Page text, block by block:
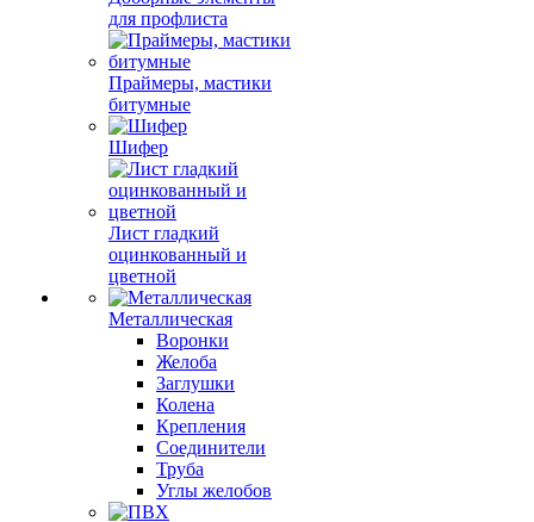
для профлиста
Праймеры, мастики
битумные
Шифер
Лист гладкий
оцинкованный и
цветной
Металлическая
Воронки
Желоба
Заглушки
Колена
Крепления
Соединители
Труба
Углы желобов